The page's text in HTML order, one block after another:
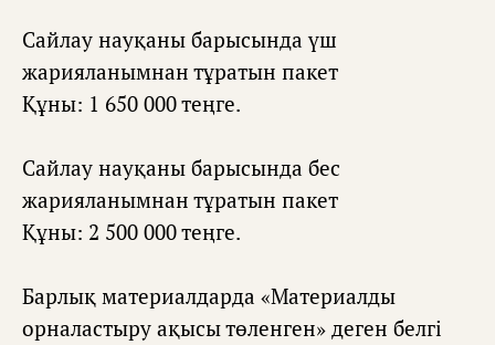
Сайлау науқаны барысында үш
жарияланымнан тұратын пакет
Құны: 1 650 000 теңге.
Сайлау науқаны барысында бес
жарияланымнан тұратын пакет
Құны: 2 500 000 теңге.
Барлық материалдарда «Материалды
орналастыру ақысы төленген» деген белгі